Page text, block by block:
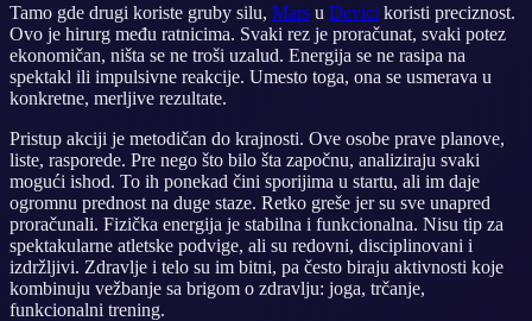
Tamo gde drugi koriste grubу silu, Mars u Devici koristi preciznost.
Ovo je hirurg među ratnicima. Svaki rez je proračunat, svaki potez
ekonomičan, ništa se ne troši uzalud. Energija se ne rasipa na
spektakl ili impulsivne reakcije. Umesto toga, ona se usmerava u
konkretne, merljive rezultate.
Pristup akciji je metodičan do krajnosti. Ove osobe prave planove,
liste, rasporede. Pre nego što bilo šta započnu, analiziraju svaki
mogući ishod. To ih ponekad čini sporijima u startu, ali im daje
ogromnu prednost na duge staze. Retko greše jer su sve unapred
proračunali. Fizička energija je stabilna i funkcionalna. Nisu tip za
spektakularne atletske podvige, ali su redovni, disciplinovani i
izdržljivi. Zdravlje i telo su im bitni, pa često biraju aktivnosti koje
kombinuju vežbanje sa brigom o zdravlju: joga, trčanje,
funkcionalni trening.